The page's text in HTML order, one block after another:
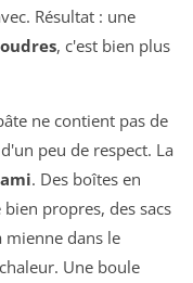
Résultat : une
, c'est bien plus
ne contient pas de
peu de respect. La
. Des boîtes en
propres, des sacs
mienne dans le
Une boule